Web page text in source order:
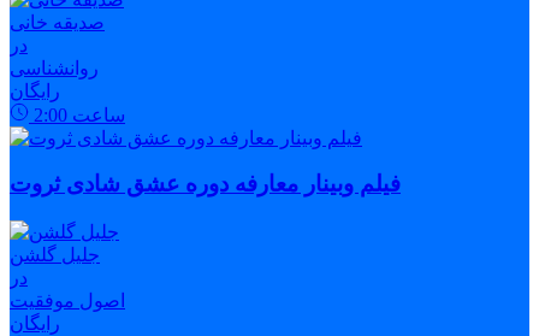
صدیقه خانی
در
روانشناسی
رایگان
2:00 ساعت
فیلم وبینار معارفه دوره عشق شادی ثروت
جلیل گلشن
در
اصول موفقیت
رایگان